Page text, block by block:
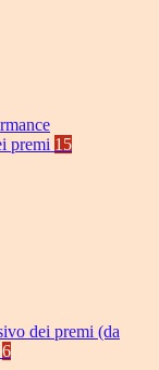
premi 15
dei premi (da
6